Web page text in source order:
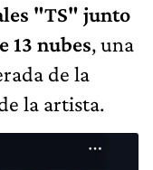
"TS" junto
13 nubes, una
de la
la artista.